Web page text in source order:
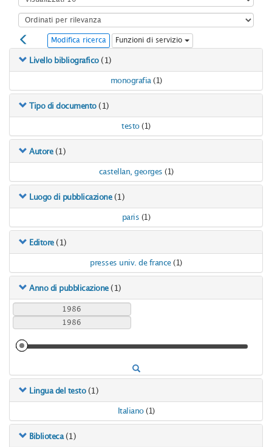
Modifica ricerca Funzioni di servizio
Livello bibliografico (1)
monografia (1)
Tipo di documento (1)
testo (1)
Autore (1)
castellan, georges (1)
Luogo di pubblicazione (1)
paris (1)
Editore (1)
presses univ. de france (1)
Anno di pubblicazione (1)
Lingua del testo (1)
Italiano (1)
Biblioteca (1)